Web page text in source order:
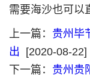
需要海沙也可以
上一篇： 贵州毕
出
[2020-08-22]
下一篇： 贵州贵